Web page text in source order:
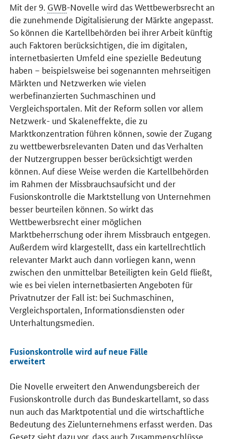
Mit der 9. GWB-Novelle wird das Wettbewerbsrecht an
die zunehmende Digitalisierung der Märkte angepasst.
So können die Kartellbehörden bei ihrer Arbeit künftig
auch Faktoren berücksichtigen, die im digitalen,
internetbasierten Umfeld eine spezielle Bedeutung
haben – beispielsweise bei sogenannten mehrseitigen
Märkten und Netzwerken wie vielen
werbefinanzierten Suchmaschinen und
Vergleichsportalen. Mit der Reform sollen vor allem
Netzwerk- und Skaleneffekte, die zu
Marktkonzentration führen können, sowie der Zugang
zu wettbewerbsrelevanten Daten und das Verhalten
der Nutzergruppen besser berücksichtigt werden
können. Auf diese Weise werden die Kartellbehörden
im Rahmen der Missbrauchsaufsicht und der
Fusionskontrolle die Marktstellung von Unternehmen
besser beurteilen können. So wirkt das
Wettbewerbsrecht einer möglichen
Marktbeherrschung oder ihrem Missbrauch entgegen.
Außerdem wird klargestellt, dass ein kartellrechtlich
relevanter Markt auch dann vorliegen kann, wenn
zwischen den unmittelbar Beteiligten kein Geld fließt,
wie es bei vielen internetbasierten Angeboten für
Privatnutzer der Fall ist: bei Suchmaschinen,
Vergleichsportalen, Informationsdiensten oder
Unterhaltungsmedien.
Fusionskontrolle wird auf neue Fälle
erweitert
Die Novelle erweitert den Anwendungsbereich der
Fusionskontrolle durch das Bundeskartellamt, so dass
nun auch das Marktpotential und die wirtschaftliche
Bedeutung des Zielunternehmens erfasst werden. Das
Gesetz sieht dazu vor, dass auch Zusammenschlüsse